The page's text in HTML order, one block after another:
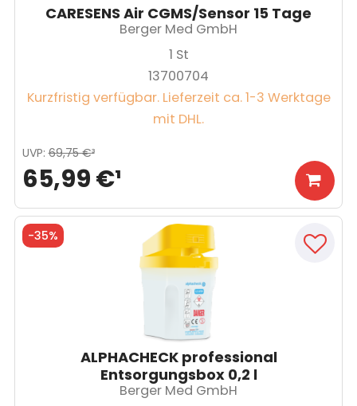
CARESENS Air CGMS/Sensor 15 Tage
Berger Med GmbH
1 St
13700704
Kurzfristig verfügbar. Lieferzeit ca. 1-3 Werktage
mit DHL.
65,99 €¹
UVP: 69,75 €³
ALPHACHECK professional
Entsorgungsbox 0,2 l
Berger Med GmbH
-35%